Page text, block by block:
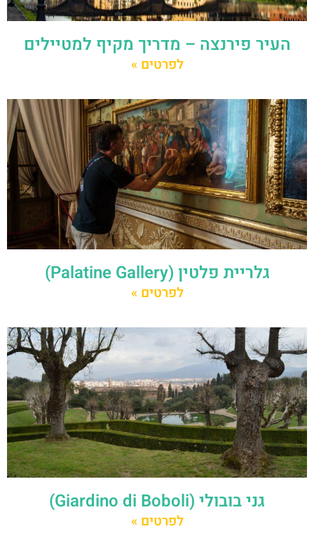
העיר פירנצה – מדריך מקיף למטיילים
לפרטים »
גלריית פלטין (Palatine Gallery)
לפרטים »
גני בובולי (Giardino di Boboli)
לפרטים »